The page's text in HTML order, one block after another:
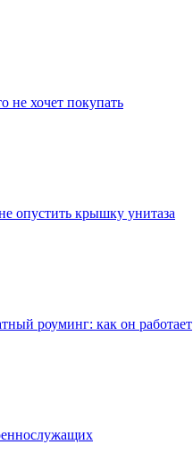
не хочет покупать
опустить крышку унитаза
роуминг: как он работает